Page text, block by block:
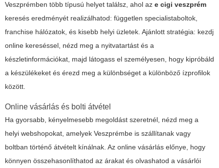
Veszprémben több típusú helyet találsz, ahol az e cigi veszprém
keresés eredményét realizálhatod: független specialistaboltok,
franchise hálózatok, és kisebb helyi üzletek. Ajánlott stratégia: kezdj
online kereséssel, nézd meg a nyitvatartást és a
készletinformációkat, majd látogass el személyesen, hogy kipróbáld
a készülékeket és érezd meg a különbséget a különböző ízprofilok
között.
Online vásárlás és bolti átvétel
Ha gyorsabb, kényelmesebb megoldást szeretnél, nézd meg a
helyi webshopokat, amelyek Veszprémbe is szállítanak vagy
boltban történő átvételt kínálnak. Az online vásárlás előnye, hogy
könnyen összehasonlíthatod az árakat és olvashatod a vásárlói